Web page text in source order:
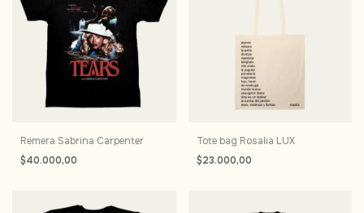
Remera Sabrina Carpenter
$40.000,00
Tote bag Rosalia LUX
$23.000,00